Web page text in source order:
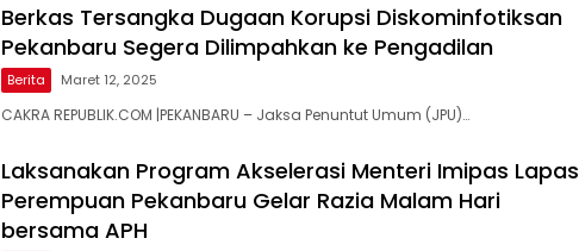
Berkas Tersangka Dugaan Korupsi Diskominfotiksan
Pekanbaru Segera Dilimpahkan ke Pengadilan
Berita Maret 12, 2025
CAKRA REPUBLIK.COM |PEKANBARU – Jaksa Penuntut Umum (JPU)…
Laksanakan Program Akselerasi Menteri Imipas Lapas
Perempuan Pekanbaru Gelar Razia Malam Hari
bersama APH